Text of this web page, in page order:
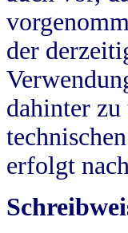
der
dahinter zu
erfolgt